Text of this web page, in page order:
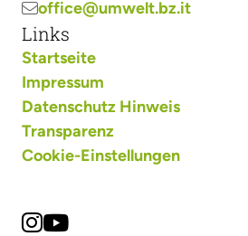
office@umwelt.bz.it
Links
Startseite
Impressum
Datenschutz Hinweis
Transparenz
Cookie-Einstellungen
